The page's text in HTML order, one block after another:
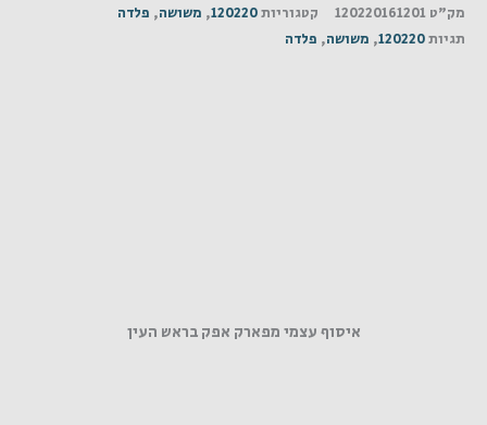
מק"ט 120220161201 קטגוריות120220
, משושה, פלדה
תגיות120220
, משושה, פלדה
איסוף עצמי מפארק אפק בראש העין